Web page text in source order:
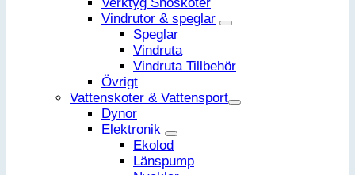
Vindrutor & speglar
Speglar
Vindruta
Vindruta Tillbehör
Övrigt
Vattenskoter & Vattensport
Dynor
Elektronik
Ekolod
Länspump